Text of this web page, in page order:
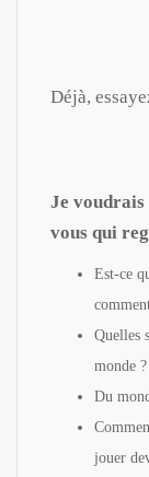
Déjà,
Je voudrais
vous qui
Est-ce
Quelles
monde ?
Du
jouer